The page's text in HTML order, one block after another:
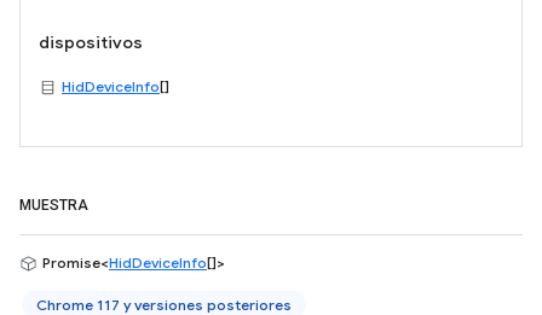
dispositivos
HidDeviceInfo[]
MUESTRA
Promise<HidDeviceInfo[]>
Chrome 117 y versiones posteriores